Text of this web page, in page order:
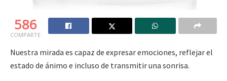
586
COMPARTE
Nuestra mirada es capaz de expresar emociones, reflejar el
estado de ánimo e incluso de transmitir una sonrisa.